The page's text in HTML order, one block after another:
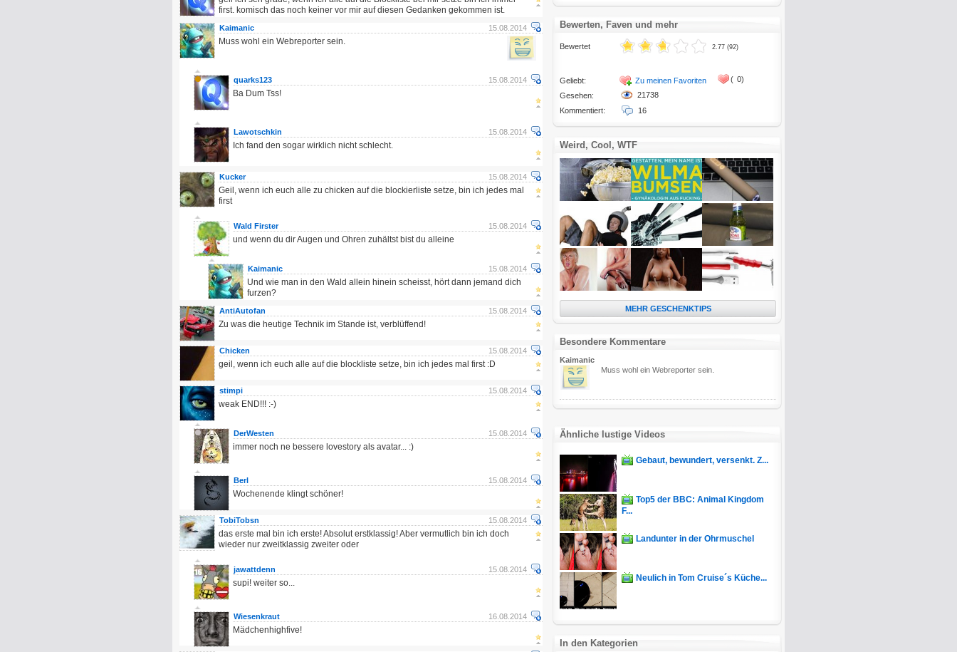
first. komisch das noch keiner vor mir auf diesen Gedanken gekommen ist.
15.08.2014
Kaimanic
Muss wohl ein Webreporter sein.
15.08.2014
quarks123
Ba Dum Tss!
15.08.2014
Lawotschkin
Ich fand den sogar wirklich nicht schlecht.
15.08.2014
Kucker
Geil, wenn ich euch alle zu chicken auf die blockierliste setze, bin ich jedes mal
first
15.08.2014
Wald Firster
und wenn du dir Augen und Ohren zuhältst bist du alleine
15.08.2014
Kaimanic
Und wie man in den Wald allein hinein scheisst, hört dann jemand dich
furzen?
15.08.2014
AntiAutofan
Zu was die heutige Technik im Stande ist, verblüffend!
15.08.2014
Chicken
geil, wenn ich euch alle auf die blockliste setze, bin ich jedes mal first :D
15.08.2014
stimpi
weak END!!! :-)
15.08.2014
DerWesten
immer noch ne bessere lovestory als avatar... :)
15.08.2014
Berl
Wochenende klingt schöner!
15.08.2014
TobiTobsn
das erste mal bin ich erste! Absolut erstklassig! Aber vermutlich bin ich doch
wieder nur zweitklassig zweiter oder
15.08.2014
jawattdenn
supi! weiter so...
16.08.2014
Wiesenkraut
Mädchenhighfive!
Bewerten, Faven und mehr
Bewertet
Geliebt:
Gesehen:
Kommentiert:
2.77 (92)
Zu meinen Favoriten
21738
16
( 0)
Weird, Cool, WTF
MEHR GESCHENKTIPS
Besondere Kommentare
Kaimanic
Muss wohl ein Webreporter sein.
Ähnliche lustige Videos
Gebaut, bewundert, versenkt. Z...
Top5 der BBC: Animal Kingdom
F...
Landunter in der Ohrmuschel
Neulich in Tom Cruise´s Küche...
In den Kategorien